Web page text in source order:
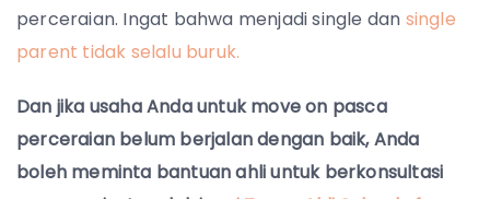
perceraian. Ingat bahwa menjadi single dan single
parent tidak selalu buruk.
Dan jika usaha Anda untuk move on pasca
perceraian belum berjalan dengan baik, Anda
boleh meminta bantuan ahli untuk berkonsultasi